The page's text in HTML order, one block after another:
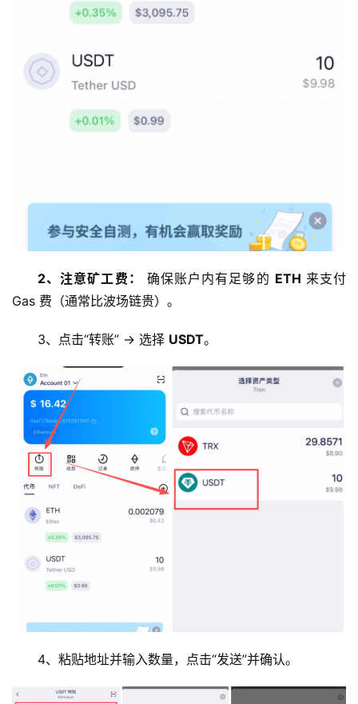
2、注意矿工费： 确保账户内有足够的 ETH 来支付
Gas 费（通常比波场链贵）。
3、点击“转账” -> 选择 USDT。
4、粘贴地址并输入数量，点击“发送”并确认。